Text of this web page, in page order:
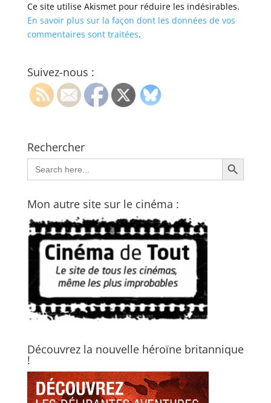
Ce site utilise Akismet pour réduire les indésirables.
En savoir plus sur la façon dont les données de vos
commentaires sont traitées.
Suivez-nous :
Rechercher
Search
for:
Search Button
Mon autre site sur le cinéma :
Découvrez la nouvelle héroïne britannique
!